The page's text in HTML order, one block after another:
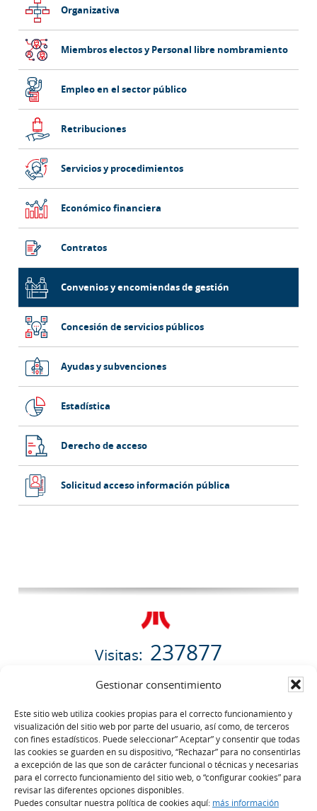
Gestionar consentimiento
Este sitio web utiliza cookies propias para el correcto funcionamiento y
visualización del sitio web por parte del usuario, así como, de terceros
con fines estadísticos. Puede seleccionar” Aceptar” y consentir que todas
las cookies se guarden en su dispositivo, “Rechazar” para no consentirlas
a excepción de las que son de carácter funcional o técnicas y necesarias
para el correcto funcionamiento del sitio web, o “configurar cookies” para
revisar las diferentes opciones disponibles.
Puedes consultar nuestra política de cookies aquí: más información
Organizativa
Miembros electos y Personal libre nombramiento
Empleo en el sector público
Retribuciones
Servicios y procedimientos
Económico financiera
Contratos
Convenios y encomiendas de gestión
Concesión de servicios públicos
Ayudas y subvenciones
Estadística
Derecho de acceso
Solicitud acceso información pública
Visitas: 237877
Comisionado de Transparencia